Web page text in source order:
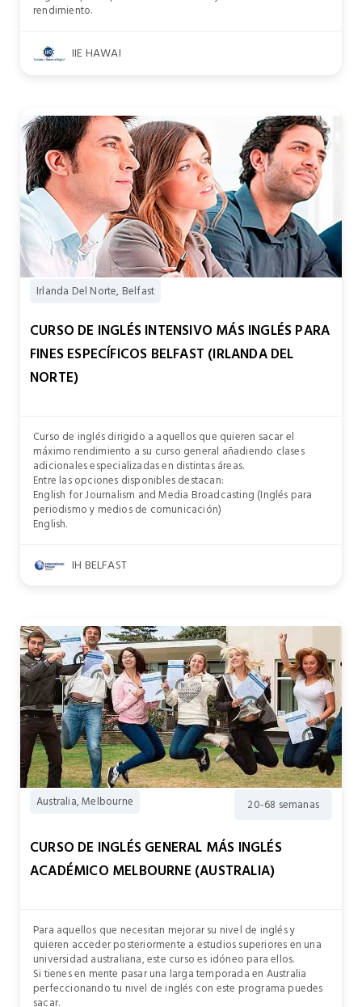
rendimiento.
IIE HAWAI
Irlanda Del Norte, Belfast
CURSO DE INGLÉS INTENSIVO MÁS INGLÉS PARA
FINES ESPECÍFICOS BELFAST (IRLANDA DEL
NORTE)
Curso de inglés dirigido a aquellos que quieren sacar el
máximo rendimiento a su curso general añadiendo clases
adicionales especializadas en distintas áreas.
Entre las opciones disponibles destacan:
English for Journalism and Media Broadcasting (Inglés para
periodismo y medios de comunicación)
English.
IH BELFAST
Australia, Melbourne 20-68 semanas
CURSO DE INGLÉS GENERAL MÁS INGLÉS
ACADÉMICO MELBOURNE (AUSTRALIA)
Para aquellos que necesitan mejorar su nivel de inglés y
quieren acceder posteriormente a estudios superiores en una
universidad australiana, este curso es idóneo para ellos.
Si tienes en mente pasar una larga temporada en Australia
perfeccionando tu nivel de inglés con este programa puedes
sacar.